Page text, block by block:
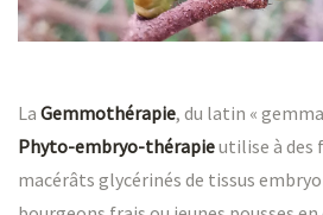
La Gemmothérapie, du latin «
Phyto-embryo-thérapieutilise à des
macérâts glycérinés de tissus